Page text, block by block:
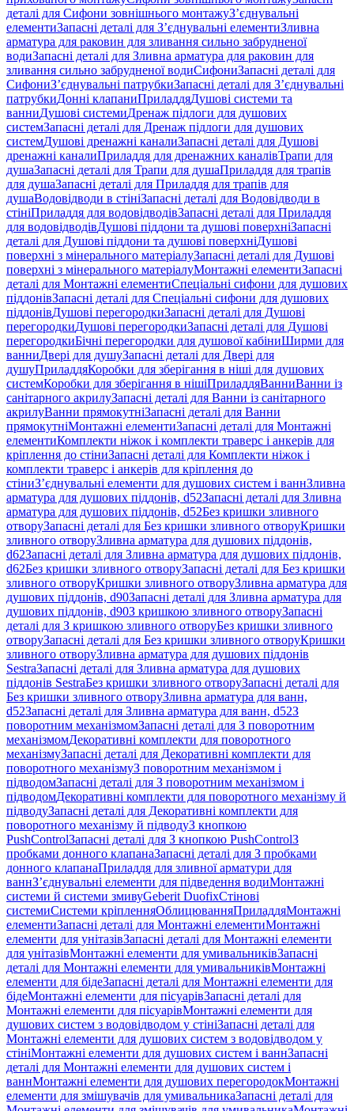
деталі для Сифони зовнішнього монтажуЗ’єднувальні
елементиЗапасні деталі для З’єднувальні елементиЗливна
арматура для раковин для зливання сильно забрудненої
водиЗапасні деталі для Зливна арматура для раковин для
зливання сильно забрудненої водиСифониЗапасні деталі для
СифониЗ’єднувальні патрубкиЗапасні деталі для З’єднувальні
патрубкиДонні клапаниПриладдяДушові системи та
ванниДушові системиДренаж підлоги для душових
системЗапасні деталі для Дренаж підлоги для душових
системДушові дренажні каналиЗапасні деталі для Душові
дренажні каналиПриладдя для дренажних каналівТрапи для
душаЗапасні деталі для Трапи для душаПриладдя для трапів
для душаЗапасні деталі для Приладдя для трапів для
душаВодовідводи в стініЗапасні деталі для Водовідводи в
стініПриладдя для водовідводівЗапасні деталі для Приладдя
для водовідводівДушові піддони та душові поверхніЗапасні
деталі для Душові піддони та душові поверхніДушові
поверхні з мінерального матеріалуЗапасні деталі для Душові
поверхні з мінерального матеріалуМонтажні елементиЗапасні
деталі для Монтажні елементиСпеціальні сифони для душових
піддонівЗапасні деталі для Спеціальні сифони для душових
піддонівДушові перегородкиЗапасні деталі для Душові
перегородкиДушові перегородкиЗапасні деталі для Душові
перегородкиБічні перегородки для душової кабіниШирми для
ванниДвері для душуЗапасні деталі для Двері для
душуПриладдяКоробки для зберігання в ніші для душових
системКоробки для зберігання в нішіПриладдяВанниВанни із
санітарного акрилуЗапасні деталі для Ванни із санітарного
акрилуВанни прямокутніЗапасні деталі для Ванни
прямокутніМонтажні елементиЗапасні деталі для Монтажні
елементиКомплекти ніжок і комплекти траверс і анкерів для
кріплення до стіниЗапасні деталі для Комплекти ніжок і
комплекти траверс і анкерів для кріплення до
стіниЗ’єднувальні елементи для душових систем і ваннЗливна
арматура для душових піддонів, d52Запасні деталі для Зливна
арматура для душових піддонів, d52Без кришки зливного
отворуЗапасні деталі для Без кришки зливного отворуКришки
зливного отворуЗливна арматура для душових піддонів,
d62Запасні деталі для Зливна арматура для душових піддонів,
d62Без кришки зливного отворуЗапасні деталі для Без кришки
зливного отворуКришки зливного отворуЗливна арматура для
душових піддонів, d90Запасні деталі для Зливна арматура для
душових піддонів, d90З кришкою зливного отворуЗапасні
деталі для З кришкою зливного отворуБез кришки зливного
отворуЗапасні деталі для Без кришки зливного отворуКришки
зливного отворуЗливна арматура для душових піддонів
SestraЗапасні деталі для Зливна арматура для душових
піддонів SestraБез кришки зливного отворуЗапасні деталі для
Без кришки зливного отворуЗливна арматура для ванн,
d52Запасні деталі для Зливна арматура для ванн, d52З
поворотним механізмомЗапасні деталі для З поворотним
механізмомДекоративні комплекти для поворотного
механізмуЗапасні деталі для Декоративні комплекти для
поворотного механізмуЗ поворотним механізмом і
підводомЗапасні деталі для З поворотним механізмом і
підводомДекоративні комплекти для поворотного механізму й
підводуЗапасні деталі для Декоративні комплекти для
поворотного механізму й підводуЗ кнопкою
PushControlЗапасні деталі для З кнопкою PushControlЗ
пробками донного клапанаЗапасні деталі для З пробками
донного клапанаПриладдя для зливної арматури для
ваннЗ’єднувальні елементи для підведення водиМонтажні
системи й системи змивуGeberit DuofixСтінові
системиСистеми кріпленняОблицюванняПриладдяМонтажні
елементиЗапасні деталі для Монтажні елементиМонтажні
елементи для унітазівЗапасні деталі для Монтажні елементи
для унітазівМонтажні елементи для умивальниківЗапасні
деталі для Монтажні елементи для умивальниківМонтажні
елементи для бідеЗапасні деталі для Монтажні елементи для
бідеМонтажні елементи для пісуарівЗапасні деталі для
Монтажні елементи для пісуарівМонтажні елементи для
душових систем з водовідводом у стініЗапасні деталі для
Монтажні елементи для душових систем з водовідводом у
стініМонтажні елементи для душових систем і ваннЗапасні
деталі для Монтажні елементи для душових систем і
ваннМонтажні елементи для душових перегородокМонтажні
елементи для змішувачів для умивальникаЗапасні деталі для